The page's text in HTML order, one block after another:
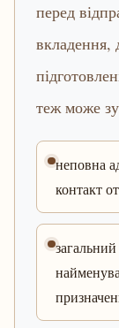
перед
вкладення,
теж може
неповна
контакт